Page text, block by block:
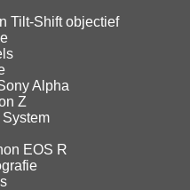
Tilt-Shift objectief
Alpha
Z
EOS R